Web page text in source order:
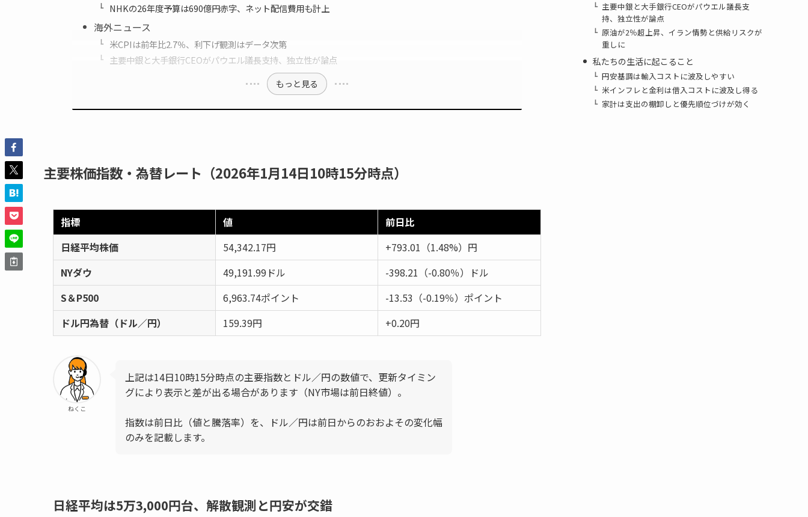
NHKの26年度予算は690億円赤字、ネット配信費用も計上
海外ニュース
米CPIは前年比2.7％、利下げ観測はデータ次第
主要中銀と大手銀行CEOがパウエル議長支持、独立性が論点
もっと見る
主要株価指数・為替レート（2026年1月14日10時15分時点）
指標 値
前日比
日経平均株価
54,342.17円
+793.01（1.48%）円
NYダウ
49,191.99ドル
-398.21（-0.80％）ドル
S＆P500
6,963.74ポイント
-13.53（-0.19％）ポイント
ドル円為替（ドル／円）
159.39円 +0.20円
ねくこ
上記は14日10時15分時点の主要指数とドル／円の数値で、更新タイミン
グにより表示と差が出る場合があります（NY市場は前日終値）。
指数は前日比（値と騰落率）を、ドル／円は前日からのおおよその変化幅
のみを記載します。
日経平均は5万3,000円台、解散観測と円安が交錯
主要中銀と大手銀行CEOがパウエル議長支
持、独立性が論点
原油が2％超上昇、イラン情勢と供給リスクが
重しに
私たちの生活に起こること
円安基調は輸入コストに波及しやすい
米インフレと金利は借入コストに波及し得る
家計は支出の棚卸しと優先順位づけが効く